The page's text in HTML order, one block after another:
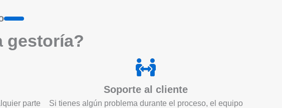
gestoría?
parte
Soporte al cliente
Si tienes algún problema durante el proceso, el equipo